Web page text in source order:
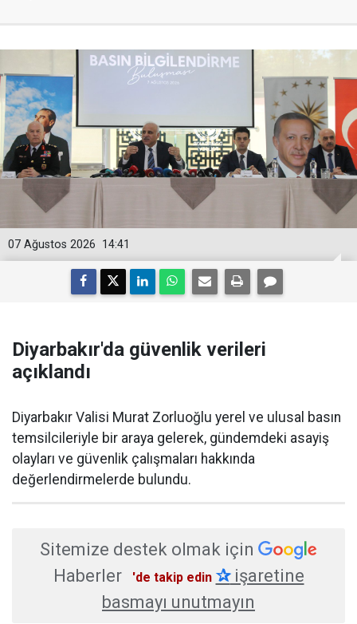
14:41
07 Ağustos 2026
Diyarbakır'da güvenlik verileri
açıklandı
Diyarbakır Valisi Murat Zorluoğlu yerel ve ulusal basın
temsilcileriyle bir araya gelerek, gündemdeki asayiş
olayları ve güvenlik çalışmaları hakkında
değerlendirmelerde bulundu.
Sitemize destek olmak için
Haberler
'de takip edin ✰işaretine
basmayı unutmayın